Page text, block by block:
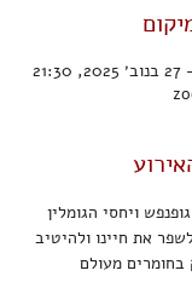
ויחסי הגומלין
את חיינו ולהיטיב
בחומרים מעולם